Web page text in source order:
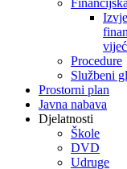
Procedure
Službeni
Prostorni plan
Javna nabava
Djelatnosti
Škole
DVD
Udruge